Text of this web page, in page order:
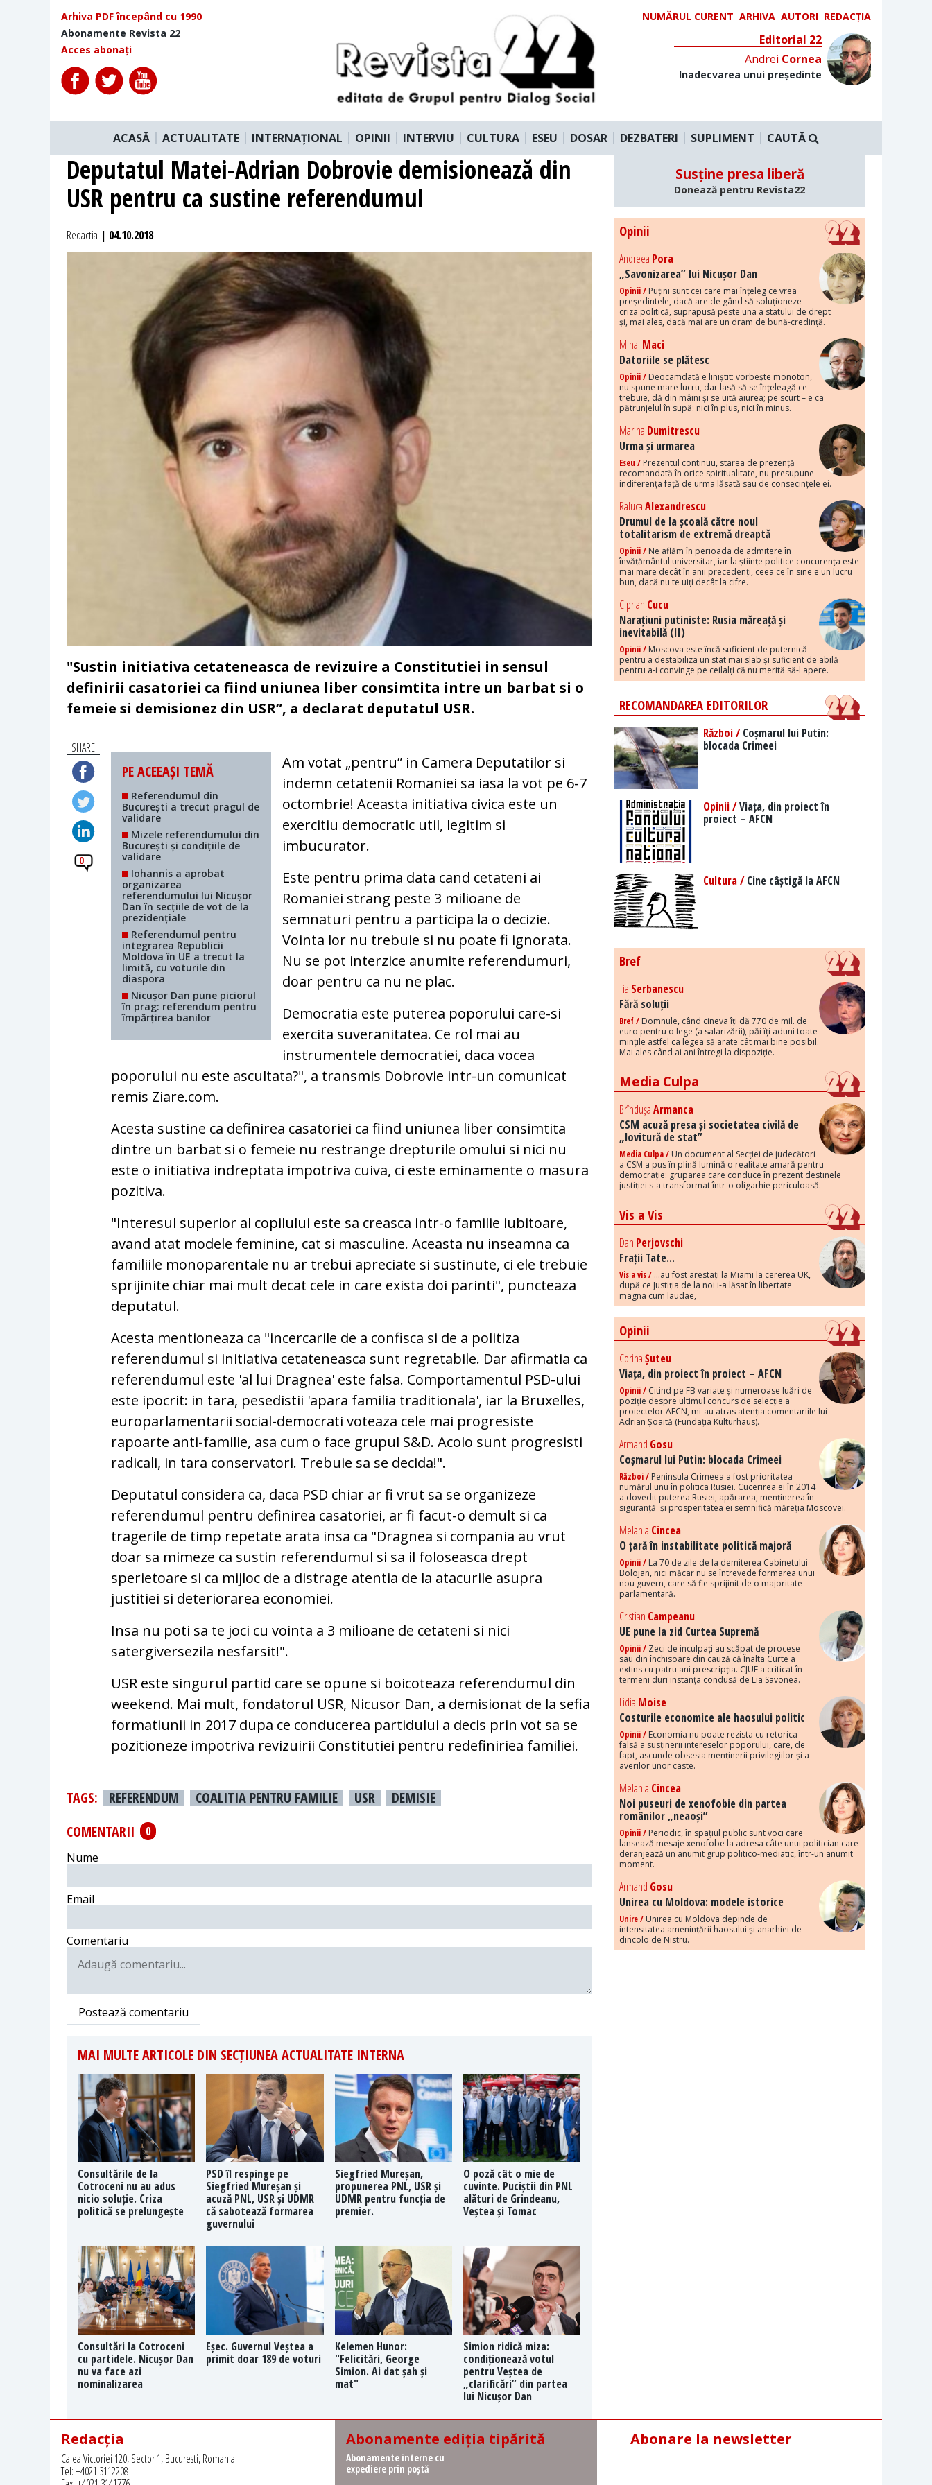
Arhiva PDF începând cu 1990
Abonamente Revista 22
Acces abonați
NUMĂRUL CURENT ARHIVA AUTORI REDACȚIA
Editorial 22
Andrei Cornea
Inadecvarea unui președinte
ACASĂ ACTUALITATE INTERNAȚIONAL OPINII INTERVIU CULTURA ESEU DOSAR DEZBATERI SUPLIMENT CAUTĂ
Deputatul Matei-Adrian Dobrovie demisionează din
USR pentru ca sustine referendumul
Redactia | 04.10.2018
"Sustin initiativa cetateneasca de revizuire a Constitutiei in sensul
definirii casatoriei ca fiind uniunea liber consimtita intre un barbat si o
femeie si demisionez din USR”, a declarat deputatul USR.
SHARE
0
PE ACEEAȘI TEMĂ
Referendumul din
București a trecut pragul de
validare
Mizele referendumului din
București și condițiile de
validare
Iohannis a aprobat
organizarea
referendumului lui Nicușor
Dan în secțiile de vot de la
prezidențiale
Referendumul pentru
integrarea Republicii
Moldova în UE a trecut la
limită, cu voturile din
diaspora
Nicușor Dan pune piciorul
în prag: referendum pentru
împărțirea banilor
Am votat „pentru” in Camera Deputatilor si
indemn cetatenii Romaniei sa iasa la vot pe 6-7
octombrie! Aceasta initiativa civica este un
exercitiu democratic util, legitim si
imbucurator.
Este pentru prima data cand cetateni ai
Romaniei strang peste 3 milioane de
semnaturi pentru a participa la o decizie.
Vointa lor nu trebuie si nu poate fi ignorata.
Nu se pot interzice anumite referendumuri,
doar pentru ca nu ne plac.
Democratia este puterea poporului care-si
exercita suveranitatea. Ce rol mai au
instrumentele democratiei, daca vocea
poporului nu este ascultata?", a transmis Dobrovie intr-un comunicat
remis Ziare.com.
Acesta sustine ca definirea casatoriei ca fiind uniunea liber consimtita
dintre un barbat si o femeie nu restrange drepturile omului si nici nu
este o initiativa indreptata impotriva cuiva, ci este eminamente o masura
pozitiva.
"Interesul superior al copilului este sa creasca intr-o familie iubitoare,
avand atat modele feminine, cat si masculine. Aceasta nu inseamna ca
familiile monoparentale nu ar trebui apreciate si sustinute, ci ele trebuie
sprijinite chiar mai mult decat cele in care exista doi parinti", puncteaza
deputatul.
Acesta mentioneaza ca "incercarile de a confisca si de a politiza
referendumul si initiativa cetateneasca sunt regretabile. Dar afirmatia ca
referendumul este 'al lui Dragnea' este falsa. Comportamentul PSD-ului
este ipocrit: in tara, pesedistii 'apara familia traditionala', iar la Bruxelles,
europarlamentarii social-democrati voteaza cele mai progresiste
rapoarte anti-familie, asa cum o face grupul S&D. Acolo sunt progresisti
radicali, in tara conservatori. Trebuie sa se decida!".
Deputatul considera ca, daca PSD chiar ar fi vrut sa se organizeze
referendumul pentru definirea casatoriei, ar fi facut-o demult si ca
tragerile de timp repetate arata insa ca "Dragnea si compania au vrut
doar sa mimeze ca sustin referendumul si sa il foloseasca drept
sperietoare si ca mijloc de a distrage atentia de la atacurile asupra
justitiei si deteriorarea economiei.
Insa nu poti sa te joci cu vointa a 3 milioane de cetateni si nici
satergiversezila nesfarsit!".
USR este singurul partid care se opune si boicoteaza referendumul din
weekend. Mai mult, fondatorul USR, Nicusor Dan, a demisionat de la sefia
formatiunii in 2017 dupa ce conducerea partidului a decis prin vot sa se
pozitioneze impotriva revizuirii Constitutiei pentru redefiniriea familiei.
TAGS: REFERENDUM COALITIA PENTRU FAMILIE USR
DEMISIE
COMENTARII
0
Nume
Email
Comentariu
Postează comentariu
MAI MULTE ARTICOLE DIN SECȚIUNEA ACTUALITATE INTERNA
Consultările de la
Cotroceni nu au adus
nicio soluție. Criza
politică se prelungește
PSD îl respinge pe
Siegfried Mureșan și
acuză PNL, USR și UDMR
că sabotează formarea
guvernului
Siegfried Mureșan,
propunerea PNL, USR și
UDMR pentru funcția de
premier.
O poză cât o mie de
cuvinte. Puciștii din PNL
alături de Grindeanu,
Veștea și Tomac
Consultări la Cotroceni
cu partidele. Nicușor Dan
nu va face azi
nominalizarea
Eșec. Guvernul Veștea a
primit doar 189 de voturi
Kelemen Hunor:
"Felicitări, George
Simion. Ai dat șah și
mat"
Simion ridică miza:
condiționează votul
pentru Veștea de
„clarificări” din partea
lui Nicușor Dan
Susține presa liberă
Donează pentru Revista22
Opinii
Andreea Pora
„Savonizarea” lui Nicușor Dan
Opinii / Puțini sunt cei care mai înțeleg ce vrea
președintele, dacă are de gând să soluționeze
criza politică, suprapusă peste una a statului de drept
și, mai ales, dacă mai are un dram de bună-credință.
Mihai Maci
Datoriile se plătesc
Opinii / Deocamdată e liniștit: vorbește monoton,
nu spune mare lucru, dar lasă să se înțeleagă ce
trebuie, dă din mâini și se uită aiurea; pe scurt – e ca
pătrunjelul în supă: nici în plus, nici în minus.
Marina Dumitrescu
Urma și urmarea
Eseu / Prezentul continuu, starea de prezență
recomandată în orice spiritualitate, nu presupune
indiferența față de urma lăsată sau de consecințele ei.
RalucaAlexandrescu
Drumul de la școală către noul
totalitarism de extremă dreaptă
Opinii / Ne aflăm în perioada de admitere în
învățământul universitar, iar la științe politice concurența este
mai mare decât în anii precedenți, ceea ce în sine e un lucru
bun, dacă nu te uiți decât la cifre.
Ciprian Cucu
Narațiuni putiniste: Rusia măreață și
inevitabilă (II)
Opinii / Moscova este încă suficient de puternică
pentru a destabiliza un stat mai slab și suficient de abilă
pentru a-i convinge pe ceilalți că nu merită să-l apere.
RECOMANDAREA EDITORILOR
Război /Coșmarul lui Putin:
blocada Crimeei
Opinii /Viața, din proiect în
proiect – AFCN
Cultura /Cine câștigă la AFCN
Bref
Tia Serbanescu
Fără soluții
Bref / Domnule, când cineva îți dă 770 de mil. de
euro pentru o lege (a salarizării), păi îți aduni toate
mințile astfel ca legea să arate cât mai bine posibil.
Mai ales când ai ani întregi la dispoziție.
Media Culpa
BrîndușaArmanca
CSM acuză presa și societatea civilă de
„lovitură de stat”
Media Culpa / Un document al Secției de judecători
a CSM a pus în plină lumină o realitate amară pentru
democrație: gruparea care conduce în prezent destinele
justiției s-a transformat într-o oligarhie periculoasă.
Vis a Vis
Dan Perjovschi
Frații Tate...
Vis a vis / ...au fost arestați la Miami la cererea UK,
după ce Justiția de la noi i-a lăsat în libertate
magna cum laudae,
Opinii
CorinaȘuteu
Viața, din proiect în proiect – AFCN
Opinii / Citind pe FB variate și numeroase luări de
poziție despre ultimul concurs de selecție a
proiectelor AFCN, mi-au atras atenția comentariile lui
Adrian Șoaită (Fundația Kulturhaus).
Armand Gosu
Coșmarul lui Putin: blocada Crimeei
Război / Peninsula Crimeea a fost prioritatea
numărul unu în politica Rusiei. Cucerirea ei în 2014
a dovedit puterea Rusiei, apărarea, menținerea în
siguranță și prosperitatea ei semnifică măreția Moscovei.
Melania Cincea
O țară în instabilitate politică majoră
Opinii / La 70 de zile de la demiterea Cabinetului
Bolojan, nici măcar nu se întrevede formarea unui
nou guvern, care să fie sprijinit de o majoritate
parlamentară.
Cristian Campeanu
UE pune la zid Curtea Supremă
Opinii / Zeci de inculpați au scăpat de procese
sau din închisoare din cauză că Înalta Curte a
extins cu patru ani prescripția. CJUE a criticat în
termeni duri instanța condusă de Lia Savonea.
Lidia Moise
Costurile economice ale haosului politic
Opinii / Economia nu poate rezista cu retorica
falsă a susținerii intereselor poporului, care, de
fapt, ascunde obsesia menținerii privilegiilor și a
averilor unor caste.
Melania Cincea
Noi puseuri de xenofobie din partea
românilor „neaoși”
Opinii / Periodic, în spațiul public sunt voci care
lansează mesaje xenofobe la adresa câte unui politician care
deranjează un anumit grup politico-mediatic, într-un anumit
moment.
Armand Gosu
Unirea cu Moldova: modele istorice
Unire / Unirea cu Moldova depinde de
intensitatea amenințării haosului și anarhiei de
dincolo de Nistru.
Redacția
Calea Victoriei 120, Sector 1, Bucuresti, Romania
Tel: +4021 3112208
Abonamente ediția tipărită
Abonamente interne cu
expediere prin poștă
Abonare la newsletter